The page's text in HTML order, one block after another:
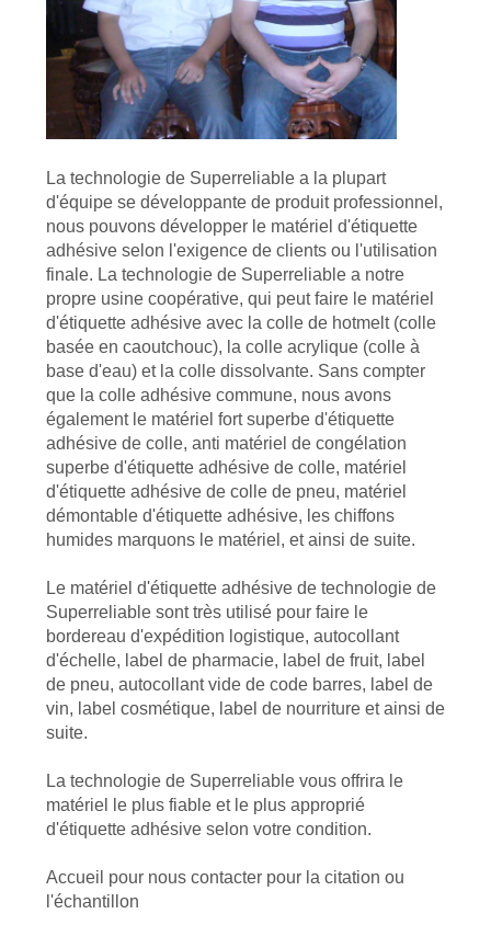
CITATION
PLAN
SITE
PRIVACY
POLICY
La technologie de Superreliable a la plupart
d'équipe se développante de produit professionnel,
nous pouvons développer le matériel d'étiquette
adhésive selon l'exigence de clients ou l'utilisation
finale. La technologie de Superreliable a notre
propre usine coopérative, qui peut faire le matériel
d'étiquette adhésive avec la colle de hotmelt (colle
basée en caoutchouc), la colle acrylique (colle à
base d'eau) et la colle dissolvante. Sans compter
que la colle adhésive commune, nous avons
également le matériel fort superbe d'étiquette
adhésive de colle, anti matériel de congélation
superbe d'étiquette adhésive de colle, matériel
d'étiquette adhésive de colle de pneu, matériel
démontable d'étiquette adhésive, les chiffons
humides marquons le matériel, et ainsi de suite.
Le matériel d'étiquette adhésive de technologie de
Superreliable sont très utilisé pour faire le
bordereau d'expédition logistique, autocollant
d'échelle, label de pharmacie, label de fruit, label
de pneu, autocollant vide de code barres, label de
vin, label cosmétique, label de nourriture et ainsi de
suite.
La technologie de Superreliable vous offrira le
matériel le plus fiable et le plus approprié
d'étiquette adhésive selon votre condition.
Accueil pour nous contacter pour la citation ou
l'échantillon